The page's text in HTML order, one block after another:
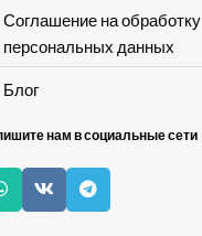
Соглашение на обработку
персональных данных
Блог
нам в социальные сети